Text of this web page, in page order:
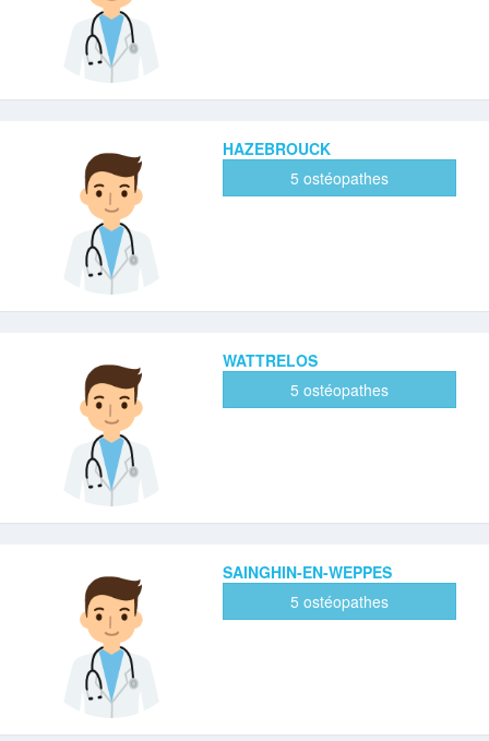
HAZEBROUCK
5 ostéopathes
WATTRELOS
5 ostéopathes
SAINGHIN-EN-WEPPES
5 ostéopathes